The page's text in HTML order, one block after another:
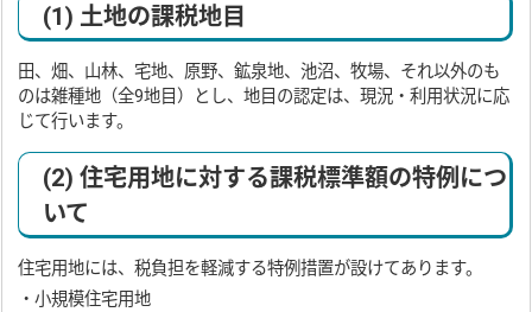
(1) 土地の課税地目
田、畑、山林、宅地、原野、鉱泉地、池沼、牧場、それ以外のも
のは雑種地（全9地目）とし、地目の認定は、現況・利用状況に応
じて行います。
(2) 住宅用地に対する課税標準額の特例につ
いて
住宅用地には、税負担を軽減する特例措置が設けてあります。
・小規模住宅用地